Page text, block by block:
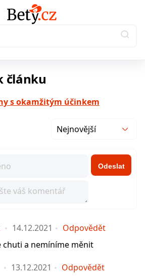
článku
s okamžitým účinkem
Nejnovější
Odeslat
14.12.2021
Odpovědět
chuti a nemíníme měnit
13.12.2021
Odpovědět